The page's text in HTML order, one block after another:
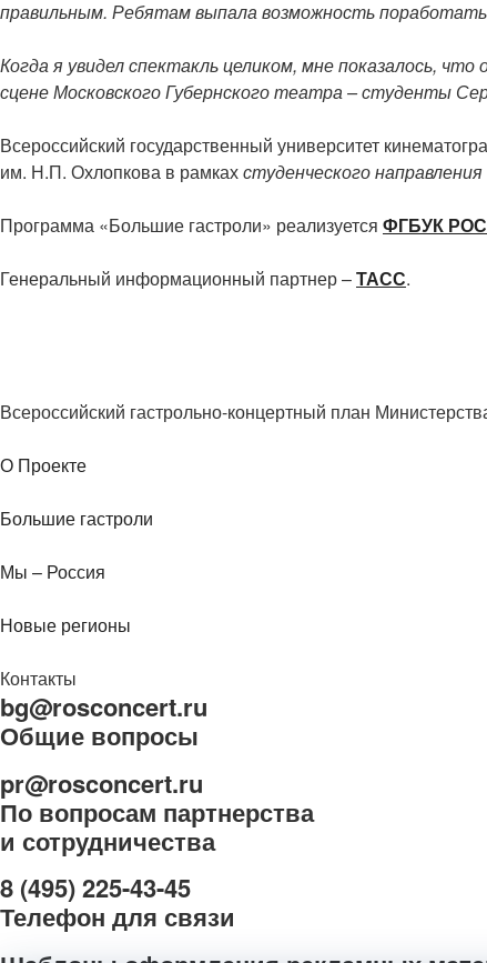
правильным. Ребятам выпала возможность
Когда я увидел спектакль целиком, мне показалось,
сцене Московского Губернского театра – студенты
Всероссийский государственный университет
им. Н.П. Охлопкова в рамкахстуденческого направления
Программа «Большие гастроли» реализуется ФГБУК
Генеральный информационный партнер –ТАСС.
Всероссийский гастрольно-концертный план
О Проекте
Большие гастроли
Мы – Россия
Новые регионы
Контакты
bg@rosconcert.ru
Общие вопросы
pr@rosconcert.ru
По вопросам партнерства
и сотрудничества
8 (495) 225-43-45
Телефон для связи